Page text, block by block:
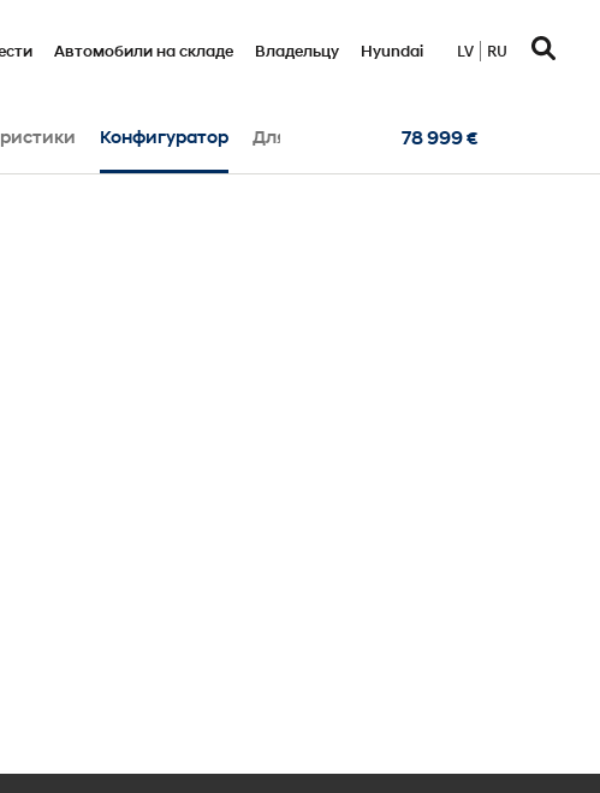
Автомобили на складе Bладельцу Hyundai LV RU
Конфигуратор Для бизнес-клиента78 999 €